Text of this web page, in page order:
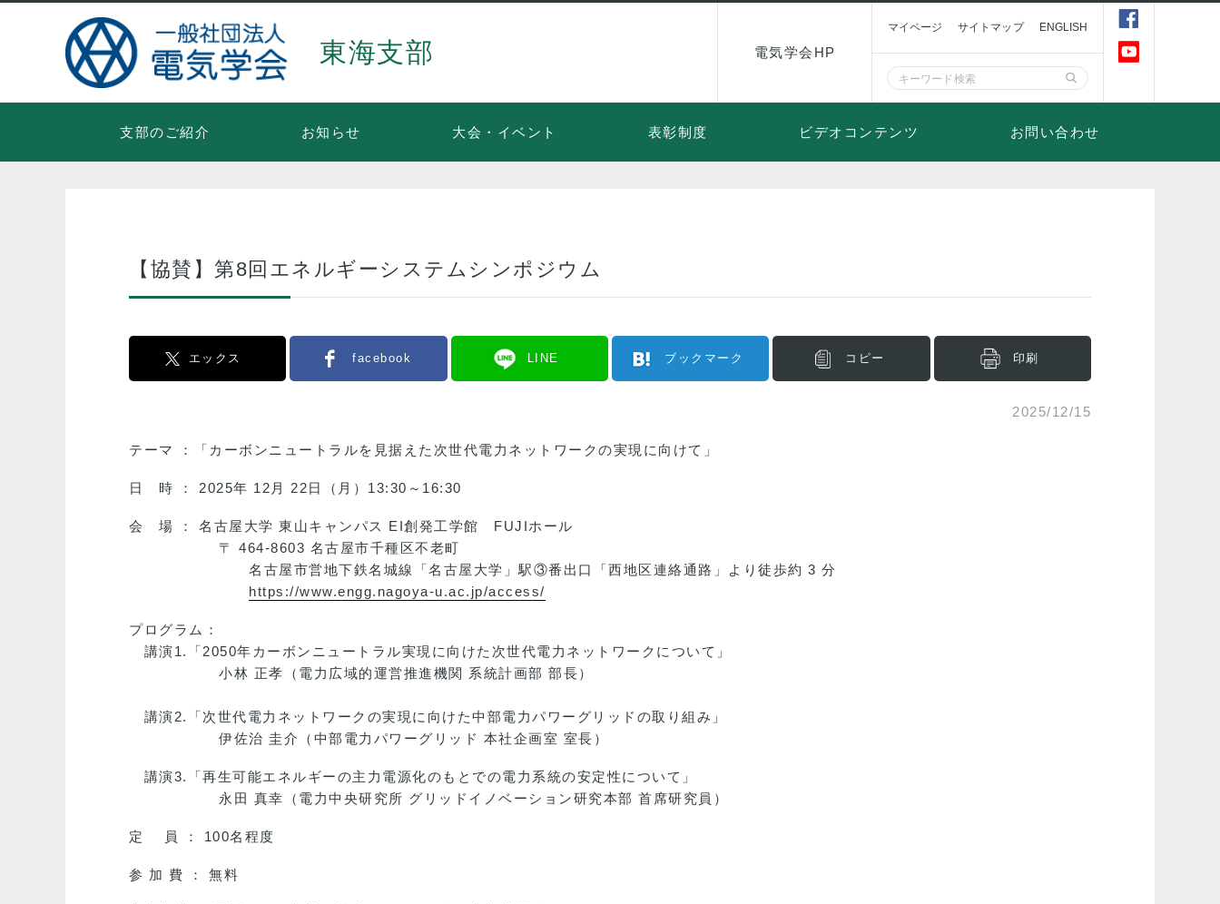
東海支部 電気学会HP
マイページ サイトマップ ENGLISH
支部のご紹介 お知らせ 大会・イベント 表彰制度 ビデオコンテンツ お問い合わせ
【協賛】第8回エネルギーシステムシンポジウム
エックス facebook LINE ブックマーク コピー 印刷
2025/12/15
テーマ ：「カーボンニュートラルを見据えた次世代電力ネットワークの実現に向けて」
日 時 ： 2025年 12月 22日（月）13:30～16:30
会 場 ： 名古屋大学 東山キャンパス EI創発工学館 FUJIホール
〒 464-8603 名古屋市千種区不老町
名古屋市営地下鉄名城線「名古屋大学」駅③番出口「西地区連絡通路」より徒歩約 3 分
https://www.engg.nagoya-u.ac.jp/access/
プログラム：
講演1.「2050年カーボンニュートラル実現に向けた次世代電力ネットワークについて」
小林 正孝（電力広域的運営推進機関 系統計画部 部長）
講演2.「次世代電力ネットワークの実現に向けた中部電力パワーグリッドの取り組み」
伊佐治 圭介（中部電力パワーグリッド 本社企画室 室長）
講演3.「再生可能エネルギーの主力電源化のもとでの電力系統の安定性について」
永田 真幸（電力中央研究所 グリッドイノベーション研究本部 首席研究員）
定 員 ： 100名程度
参 加 費 ： 無料